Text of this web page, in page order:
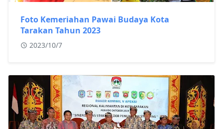
Foto Kemeriahan Pawai Budaya Kota
Tarakan Tahun 2023
2023/10/7